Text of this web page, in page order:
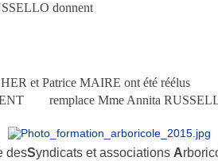
donnent
et Patrice MAIRE ont été réélus
remplace Mme Annita
desSyndicats et associations A